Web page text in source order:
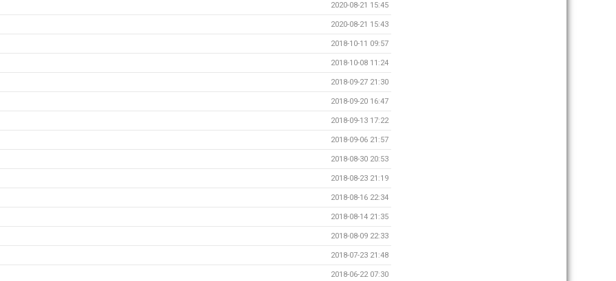
2020-08-21 15:45
2020-08-21 15:43
2018-10-11 09:57
2018-10-08 11:24
2018-09-27 21:30
2018-09-20 16:47
2018-09-13 17:22
2018-09-06 21:57
2018-08-30 20:53
2018-08-23 21:19
2018-08-16 22:34
2018-08-14 21:35
2018-08-09 22:33
2018-07-23 21:48
2018-06-22 07:30